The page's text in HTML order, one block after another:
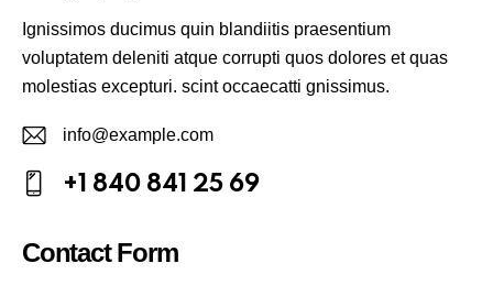
Ignissimos ducimus quin blandiitis praesentium
voluptatem deleniti atque corrupti quos dolores et quas
molestias excepturi. scint occaecatti gnissimus.
E-
m
info@example.com
h
+1 840 841 25 69
Contact Form